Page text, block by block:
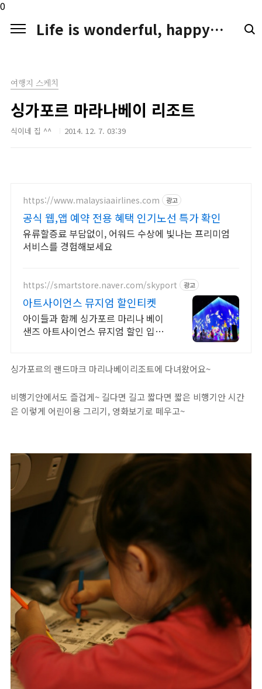
0
본문 바로가기
Life is wonderful, happy. LIFE LOGGER
여행지 스케치
싱가포르 마라나베이 리조트
식이네 집 ^^ 2014. 12. 7. 03:39
https://www.malaysiaairlines.com 광고
공식 웹,앱 예약 전용 혜택 인기노선 특가 확인
유류할증료 부담없이, 어워드 수상에 빛나는 프리미엄
서비스를 경험해보세요
https://smartstore.naver.com/skyport 광고
아트사이언스 뮤지엄 할인티켓
아이들과 함께 싱가포르 마리나 베이
샌즈 아트사이언스 뮤지엄 할인 입장
싱가포르의 랜드마크 마리나베이리조트에 다녀왔어요~
비행기안에서도 즐겁게~ 길다면 길고 짧다면 짧은 비행기안 시간
은 이렇게 어린이용 그리기, 영화보기로 떼우고~